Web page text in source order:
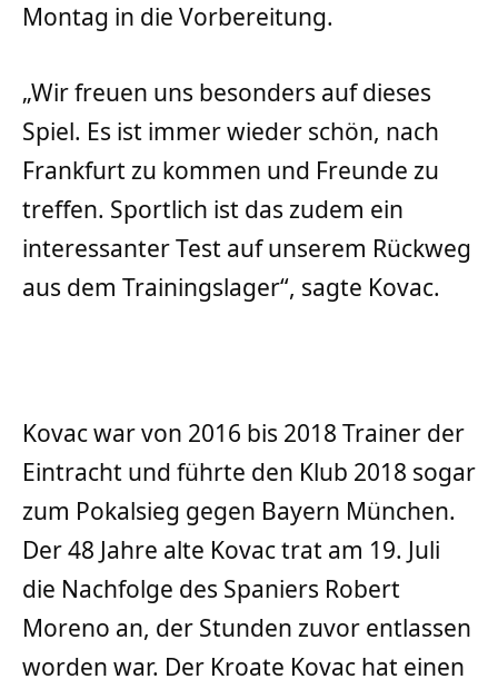
Montag in die Vorbereitung.
„Wir freuen uns besonders auf dieses
Spiel. Es ist immer wieder schön, nach
Frankfurt zu kommen und Freunde zu
treffen. Sportlich ist das zudem ein
interessanter Test auf unserem Rückweg
aus dem Trainingslager“, sagte Kovac.
Kovac war von 2016 bis 2018 Trainer der
Eintracht und führte den Klub 2018 sogar
zum Pokalsieg gegen Bayern München.
Der 48 Jahre alte Kovac trat am 19. Juli
die Nachfolge des Spaniers Robert
Moreno an, der Stunden zuvor entlassen
worden war. Der Kroate Kovac hat einen